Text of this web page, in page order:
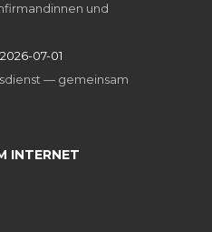
und
2026-07-01
— gemeinsam
INTERNET